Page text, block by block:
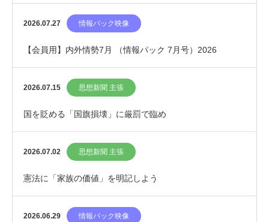
2026.07.27 情報パック映像
【会員用】内外情勢7月 （情報パック 7月号）2026
2026.07.15 思想新聞 主張
国を貶める「国旗損壊」に厳罰で臨め
2026.07.02 思想新聞 主張
憲法に「家族の価値」を明記しよう
2026.06.29 情報パック映像